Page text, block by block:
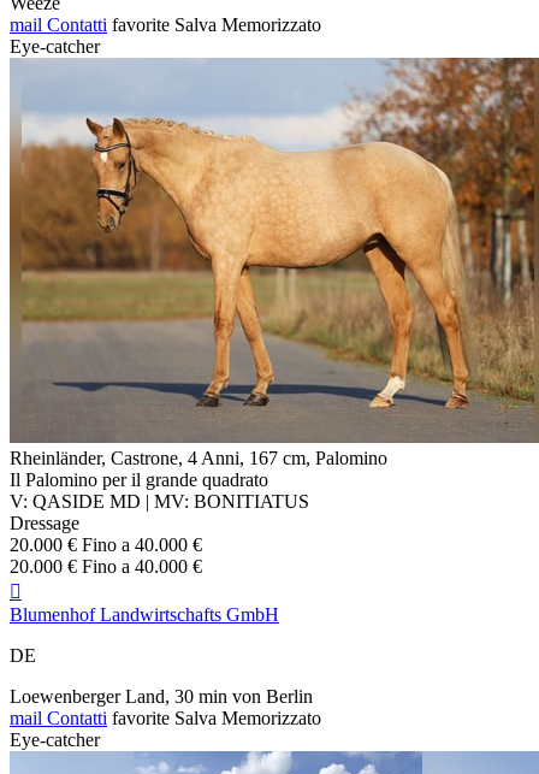
mail Contatti favorite Salva Memorizzato
Eye-catcher
Rheinländer, Castrone, 4 Anni, 167 cm, Palomino
Il Palomino per il grande quadrato
V: QASIDE MD | MV: BONITIATUS
Dressage
20.000 € Fino a 40.000 €
20.000 € Fino a 40.000 €

Blumenhof Landwirtschafts GmbH
DE
Loewenberger Land, 30 min von Berlin
mail Contatti favorite Salva Memorizzato
Eye-catcher